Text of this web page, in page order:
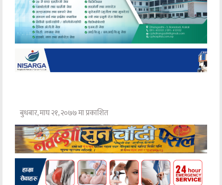
बुधबार, माघ २१, २०७७ मा प्रकाशित